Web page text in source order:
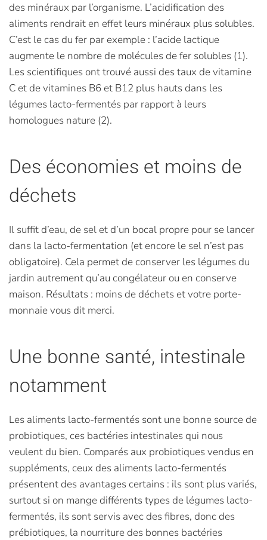
des minéraux par l’organisme. L’acidification des
aliments rendrait en effet leurs minéraux plus solubles.
C’est le cas du fer par exemple : l’acide lactique
augmente le nombre de molécules de fer solubles (1).
Les scientifiques ont trouvé aussi des taux de vitamine
C et de vitamines B6 et B12 plus hauts dans les
légumes lacto-fermentés par rapport à leurs
homologues nature (2).
Des économies et moins de
déchets
Il suffit d’eau, de sel et d’un bocal propre pour se lancer
dans la lacto-fermentation (et encore le sel n’est pas
obligatoire). Cela permet de conserver les légumes du
jardin autrement qu’au congélateur ou en conserve
maison. Résultats : moins de déchets et votre porte-
monnaie vous dit merci.
Une bonne santé, intestinale
notamment
Les aliments lacto-fermentés sont une bonne source de
probiotiques, ces bactéries intestinales qui nous
veulent du bien. Comparés aux probiotiques vendus en
suppléments, ceux des aliments lacto-fermentés
présentent des avantages certains : ils sont plus variés,
surtout si on mange différents types de légumes lacto-
fermentés, ils sont servis avec des fibres, donc des
prébiotiques, la nourriture des bonnes bactéries